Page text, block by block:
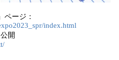
ページ：
index.html
開